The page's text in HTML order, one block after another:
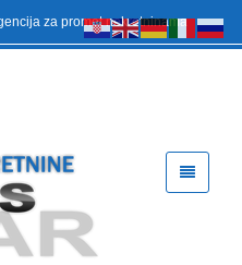
za promet nekretninama